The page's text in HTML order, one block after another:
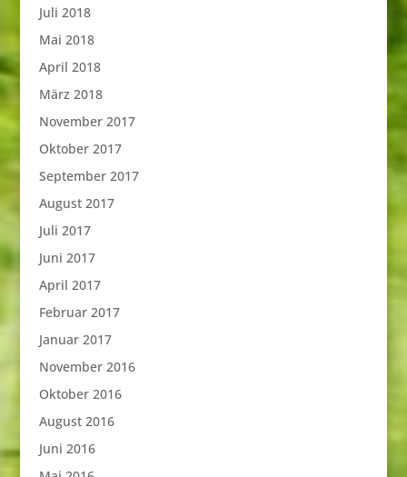
Juli 2018
Mai 2018
April 2018
März 2018
November 2017
Oktober 2017
September 2017
August 2017
Juli 2017
Juni 2017
April 2017
Februar 2017
Januar 2017
November 2016
Oktober 2016
August 2016
Juni 2016